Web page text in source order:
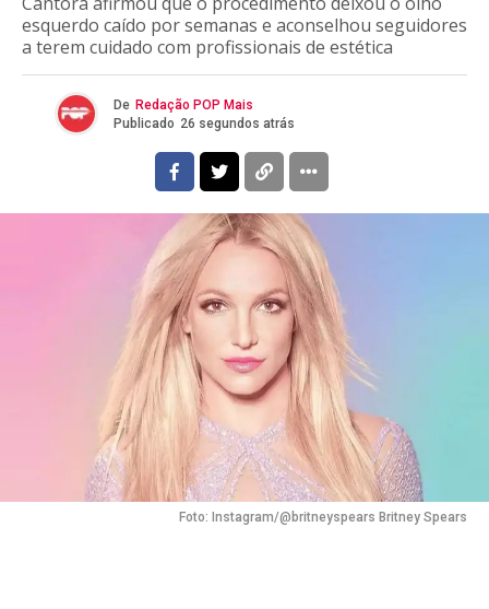
esquerdo caído por semanas e aconselhou seguidores
a terem cuidado com profissionais de estética
De Redação POP Mais
Publicado 26 segundos atrás
Foto: Instagram/@britneyspears Britney Spears